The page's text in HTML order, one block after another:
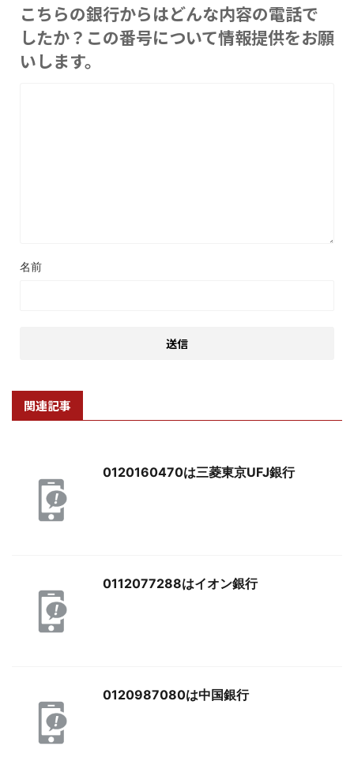
こちらの銀行からはどんな内容の電話で
したか？この番号について情報提供をお願
いします。
名前
関連記事
0120160470は三菱東京UFJ銀行
0112077288はイオン銀行
0120987080は中国銀行